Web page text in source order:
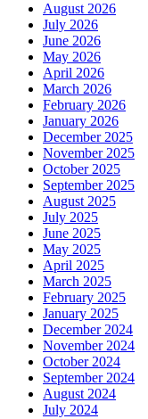
August 2026
July 2026
June 2026
May 2026
April 2026
March 2026
February 2026
January 2026
December 2025
November 2025
October 2025
September 2025
August 2025
July 2025
June 2025
May 2025
April 2025
March 2025
February 2025
January 2025
December 2024
November 2024
October 2024
September 2024
August 2024
July 2024